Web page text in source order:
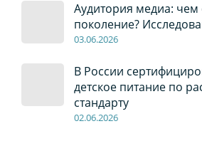
Аудитория медиа: чем
поколение?
03.06.2026
В России
детское питание по
стандарту
02.06.2026